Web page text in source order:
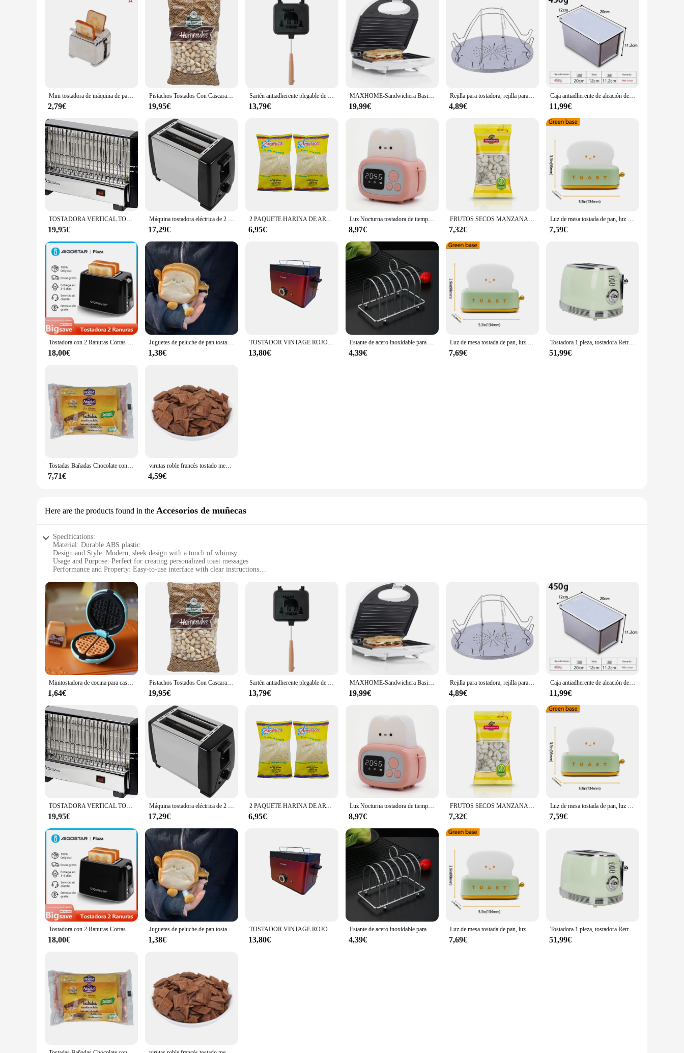
Shape or Size or Weight or Quantity: Compact size, lightweight, and easy to handle
Performance and Property: Efficient heating elements for even toasting
Parts and Accessories: Includes a toast printer toaster and a set of customizable templates
Features:
|Wholesale|Vendors|
**Unleash Creativity in the Kitchen**
The toast printer toaster is a quirky and fun addition to any kitchen, offering a novel way to personalize your breakfast. This compact and stylish appliance is not just a toaster; it's a canvas for your
creativity. Whether you're celebrating a special occasion or simply want to add a personal touch to your morning meal, the toast printer toaster allows you to print custom messages or images onto your
toast. With its sleek design and user-friendly interface, it's a must-have for anyone looking to add a dash of whimsy to their daily routine.
**Versatile and Convenient**
both the amateur chef and the seasoned cook. Its compact size and lightweight design make it easy to store and transport, making it an ideal choice for those with limited counter space or who are
always on the go. The toaster's efficient heating elements ensure that your toast is evenly toasted, every time.
**A Gift That's Sure to Impress**
Looking for a gift that's both practical and memorable? The toast printer toaster is an excellent choice. It's not just a kitchen accessory; it's a conversation starter. Whether you're shopping for a friend,
family member, or a special someone, this toaster is sure to delight. It's a gift that speaks to the creative spirit and adds a personal touch to any breakfast. With its ability to print custom designs, it's a
unique gift that's sure to stand out and be cherished.
Mini tostadora de máquina de pan a escala 1/12, tostada, accesorios de casa de muñecas en miniatura, decoración de casas de muñecas lindas
2,79€
Pistachos Tostados Con Cascara - Bolsa Kilo - Pistacho Tostado La Albufera
19,95€
Sartén antiadherente plegable de doble cara para Pan, tostada, máquina de desayuno, Waffle, panqueques, suministros de cocina
13,79€
MAXHOME-Sandwichera Basic Home 700-800 W, ideales paracalentar y tostar cualquier tipo de pan.
19,99€
Rejilla para tostadora, rejilla para tostadas portátil Simple de acero inoxidable, tostadora para acampar al aire libre, parrilla portátil plegable, parrilla multiusos para estufa
4,89€
Caja antiadherente de aleación de aluminio para hornear Pan, bandeja para Pan, molde para pasteles con tapa, color negro, 250g/450g/600g/750g/900g
11,99€
TOSTADORA VERTICAL TODOPAN TOSTADOR 750W 4 REBANADAS TOSTADAS FACIL LIMPIEZA
19,95€
Máquina tostadora eléctrica de 2 rebanadas, 750W, bandeja extraíble para migas, ajuste de tostada de 6 sombras, compacta para tostar Waffles de pastelería de hojaldre
17,29€
2 PAQUETE HARINA DE ARVEJA TOSTADA 500G.AMERICA
6,95€
Luz Nocturna tostadora de tiempo, luz de cabecera de alto nivel de apariencia, Linda luz para dormir, mini reloj despertador de dibujos animados, 1pc
8,97€
FRUTOS SECOS MANZANARES PIPA CALABAZA CON CASCARA TOSTADA - 8 UNIDADES -
7,32€
Luz de mesa tostada de pan, luz nocturna creativa, lámpara Led recargable por USB, decoración de vacaciones, dormitorio de bebé para regalo de cumpleaños
7,59€
Tostadora con 2 Ranuras Cortas Extraanchas, 7 Niveles de Tostado, Función Recalentar, Descongelar y Cancelar, Libre de BPA, Diseño exclusivo, Color Negro, 750 W
18,00€
Juguetes de peluche de pan tostado de dibujos animados para niños, monedero, bolsa de auriculares, bolsa de llave de moneda, bolsa de muñeca colgante, cumpleaños
1,38€
TOSTADOR VINTAGE ROJO VERTICAL 2 REBANADAS, CONTROL ELECTRÓNICO DE TOSTADO, CENTRADO AUTOMÁTICO DE LAS TOSTADAS, POTENCIA 850W, APAGADO AUTOMÁTICO, FUNCIÓN DE DESCONGELACIÓN -CALENTAMIENTO Y PARADA, REJILLA CALIENTA PANECILLOS INTEGRADA
13,80€
Estante de acero inoxidable para pan tostado, soporte para restaurante y hogar, 6 rebanadas, herramienta de exhibición de alimentos, accesorios chen
4,39€
Luz de mesa tostada de pan, luz nocturna creativa, lámpara Led recargable por USB, decoración de vacaciones, dormitorio de bebé para regalo de cumpleaños
7,69€
Tostadora 1 pieza, tostadora Retro brillante de acero inoxidable, multifunción para el hogar, calefacción para desayuno, sándwich, pan tostado
51,99€
Tostadas Bañadas Chocolate con Leche Noglut Sin Gluten 102g Santiveri
7,71€
virutas roble francés tostado medio para vino mejoran sabor del vino Elaboración casera vino
4,59€
Here are the products found in the Accesorios de muñecas
Specifications:
Material: Durable ABS plastic
Design and Style: Modern, sleek design with a touch of whimsy
Usage and Purpose: Perfect for creating personalized toast messages
Performance and Property: Easy-to-use interface with clear instructions
Applicable Scenario: Ideal for breakfast, brunch, or anytime snacking
Features:
|Wholesale|Vendors|
**Creative Toast Customization**
The Toast Printer Toaster is a unique kitchen gadget that brings a personal touch to your morning routine. It's not just a toaster; it's a creative tool that allows you to print messages, images, or even
simple drawings on your toast. Whether you're celebrating a special occasion or just looking to add a fun element to your meals, this toaster is the perfect accessory for anyone who loves to express
themselves through food.
**Ease of Use and Maintenance**
Setting up the Toast Printer Toaster is a breeze, thanks to its user-friendly interface and easy-to-follow instructions. The included USB cable makes it simple to connect to your computer and upload
a hassle-free process.
**Ideal for Gifting and Business**
This toaster is not only a delightful addition to your kitchen but also a fantastic gift for friends, family, or even clients. It's a unique and memorable present that stands out from the ordinary. For
businesses, the Toast Printer Toaster is an excellent promotional item that can be customized with your brand's logo or message, making it a creative way to engage with customers and leave a lasting
impression.
Whether you're looking to add a personal touch to your meals or searching for a unique gift, the Toast Printer Toaster is the perfect choice. With its whimsical design and practical functionality, it's
sure to be a hit with anyone who loves to add a personal flair to their breakfast.
Minitostadora de cocina para casa de muñecas, horno eléctrico de bolsillo, juguete en miniatura, 1 piezas
1,64€
Pistachos Tostados Con Cascara - Bolsa Kilo - Pistacho Tostado La Albufera
19,95€
Sartén antiadherente plegable de doble cara para Pan, tostada, máquina de desayuno, Waffle, panqueques, suministros de cocina
13,79€
MAXHOME-Sandwichera Basic Home 700-800 W, ideales paracalentar y tostar cualquier tipo de pan.
19,99€
Rejilla para tostadora, rejilla para tostadas portátil Simple de acero inoxidable, tostadora para acampar al aire libre, parrilla portátil plegable, parrilla multiusos para estufa
4,89€
Caja antiadherente de aleación de aluminio para hornear Pan, bandeja para Pan, molde para pasteles con tapa, color negro, 250g/450g/600g/750g/900g
11,99€
TOSTADORA VERTICAL TODOPAN TOSTADOR 750W 4 REBANADAS TOSTADAS FACIL LIMPIEZA
19,95€
Máquina tostadora eléctrica de 2 rebanadas, 750W, bandeja extraíble para migas, ajuste de tostada de 6 sombras, compacta para tostar Waffles de pastelería de hojaldre
17,29€
2 PAQUETE HARINA DE ARVEJA TOSTADA 500G.AMERICA
6,95€
Luz Nocturna tostadora de tiempo, luz de cabecera de alto nivel de apariencia, Linda luz para dormir, mini reloj despertador de dibujos animados, 1pc
8,97€
FRUTOS SECOS MANZANARES PIPA CALABAZA CON CASCARA TOSTADA - 8 UNIDADES -
7,32€
Luz de mesa tostada de pan, luz nocturna creativa, lámpara Led recargable por USB, decoración de vacaciones, dormitorio de bebé para regalo de cumpleaños
7,59€
Tostadora con 2 Ranuras Cortas Extraanchas, 7 Niveles de Tostado, Función Recalentar, Descongelar y Cancelar, Libre de BPA, Diseño exclusivo, Color Negro, 750 W
18,00€
Juguetes de peluche de pan tostado de dibujos animados para niños, monedero, bolsa de auriculares, bolsa de llave de moneda, bolsa de muñeca colgante, cumpleaños
1,38€
TOSTADOR VINTAGE ROJO VERTICAL 2 REBANADAS, CONTROL ELECTRÓNICO DE TOSTADO, CENTRADO AUTOMÁTICO DE LAS TOSTADAS, POTENCIA 850W, APAGADO AUTOMÁTICO, FUNCIÓN DE DESCONGELACIÓN -CALENTAMIENTO Y PARADA, REJILLA CALIENTA PANECILLOS INTEGRADA
13,80€
Estante de acero inoxidable para pan tostado, soporte para restaurante y hogar, 6 rebanadas, herramienta de exhibición de alimentos, accesorios chen
4,39€
Luz de mesa tostada de pan, luz nocturna creativa, lámpara Led recargable por USB, decoración de vacaciones, dormitorio de bebé para regalo de cumpleaños
7,69€
Tostadora 1 pieza, tostadora Retro brillante de acero inoxidable, multifunción para el hogar, calefacción para desayuno, sándwich, pan tostado
51,99€